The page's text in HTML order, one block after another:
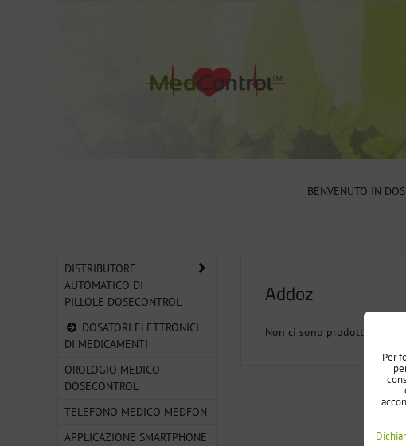
BENVENUTO IN
Addoz
Non ci sono prodotti in
DISTRIBUTORE
AUTOMATICO DI
PILLOLE DOSECONTROL
DOSATORI ELETTRONICI
DI MEDICAMENTI
OROLOGIO MEDICO
DOSECONTROL
TELEFONO MEDICO MEDFON
APPLICAZIONE SMARTPHONE
Per